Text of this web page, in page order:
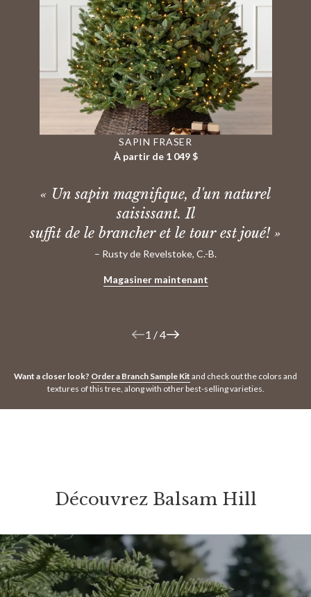
SAPIN FRASER
À partir de 1 049 $
« Un sapin magnifique, d'un naturel
saisissant. Il
suffit de le brancher et le tour est joué! »
– Rusty de Revelstoke, C.-B.
Magasiner maintenant
1 /4
Want a closer look? Order a Branch Sample Kit and check out the colors and
textures of this tree, along with other best-selling varieties.
Découvrez Balsam Hill